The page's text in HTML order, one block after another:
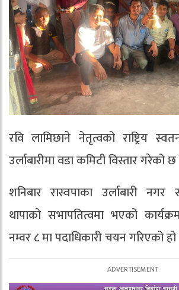
रवि लामिछाने नेतृत्वको राष्ट्रिय
उर्लाबारीमा वडा कमिटी विस्तार गरेको छ
शनिबार रास्वपाका उर्लाबारी
थापाको सभापतित्वमा भएको
नम्वर ८ मा पदाधिकारी चयन गरिएको हो